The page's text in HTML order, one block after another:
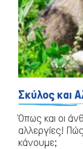
Σκύλος και
Όπως και οι
αλλεργίες!
κάνουμε;